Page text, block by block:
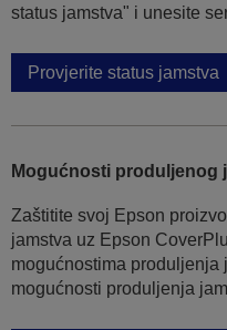
status jamstva" i unesite
Provjerite status jamstva
Mogućnosti produljenog
Zaštitite svoj Epson
jamstva uz Epson
mogućnostima produljenja
mogućnosti produljenja